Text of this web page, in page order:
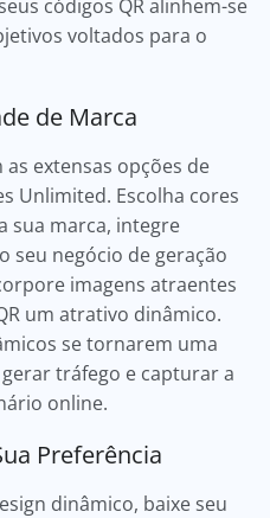
códigos QR alinhem-se
voltados para o
de Marca
extensas opções de
Unlimited. Escolha cores
sua marca, integre
seu negócio de geração
imagens atraentes
um atrativo dinâmico.
se tornarem uma
tráfego e capturar a
online.
Preferência
dinâmico, baixe seu